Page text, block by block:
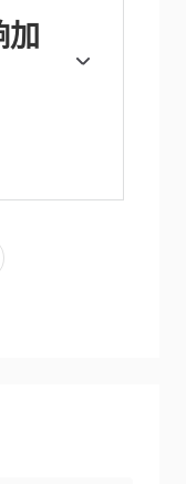
些资金来自
资者。这增
就是加元。
等指标都能
可能会鼓励
币走强。然
会下跌。